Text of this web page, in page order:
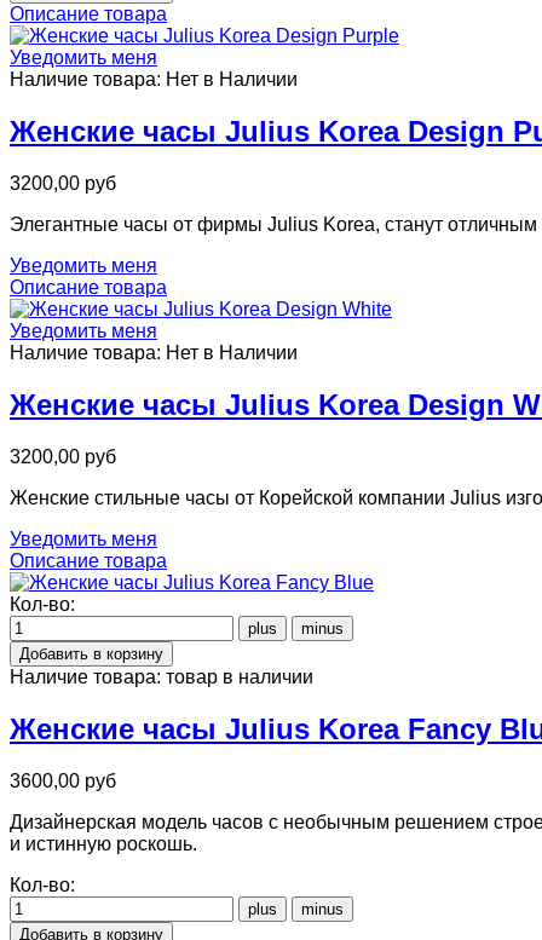
Описание товара
Уведомить меня
Наличие товара: Нет в Наличии
Женские часы Julius Korea Design
3200,00 руб
Элегантные часы от фирмы Julius Korea, станут
Уведомить меня
Описание товара
Уведомить меня
Наличие товара: Нет в Наличии
Женские часы Julius Korea Design
3200,00 руб
Женские стильные часы от Корейской компании Julius
Уведомить меня
Описание товара
Кол-во:
Наличие товара: товар в наличии
Женские часы Julius Korea Fancy
3600,00 руб
Дизайнерская модель часов с необычным решением
и истинную роскошь.
Кол-во: